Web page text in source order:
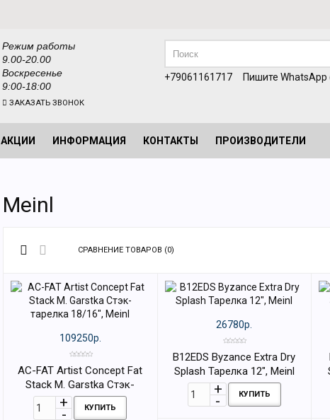
Режим работы
9.00-20.00
Воскресенье
9:00-18:00
ЗАКАЗАТЬ ЗВОНОК
+79061161717 Пишите WhatsApp
АКЦИИ ИНФОРМАЦИЯ КОНТАКТЫ ПРОИЗВОДИТЕЛИ
Meinl
СРАВНЕНИЕ ТОВАРОВ (0)
109250р.
AC-FAT Artist Concept Fat
Stack M. Garstka Стэк-
тарелка 18/16", Meinl
КУПИТЬ
26780р.
B12EDS Byzance Extra Dry
Splash Тарелка 12", Meinl
КУПИТЬ